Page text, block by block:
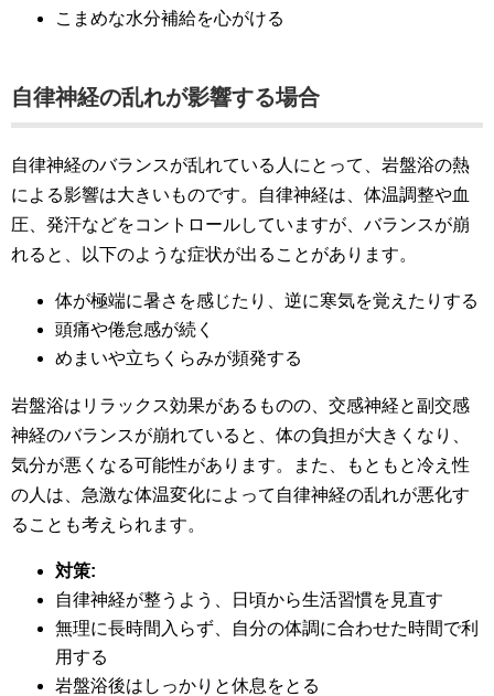
こまめな水分補給を心がける
自律神経の乱れが影響する場合
自律神経のバランスが乱れている人にとって、岩盤浴の熱
による影響は大きいものです。自律神経は、体温調整や血
圧、発汗などをコントロールしていますが、バランスが崩
れると、以下のような症状が出ることがあります。
体が極端に暑さを感じたり、逆に寒気を覚えたりする
頭痛や倦怠感が続く
めまいや立ちくらみが頻発する
岩盤浴はリラックス効果があるものの、交感神経と副交感
神経のバランスが崩れていると、体の負担が大きくなり、
気分が悪くなる可能性があります。また、もともと冷え性
の人は、急激な体温変化によって自律神経の乱れが悪化す
ることも考えられます。
対策:
自律神経が整うよう、日頃から生活習慣を見直す
無理に長時間入らず、自分の体調に合わせた時間で利
用する
岩盤浴後はしっかりと休息をとる